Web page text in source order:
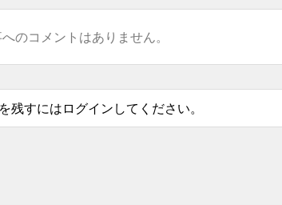
のコメントはありません。
残すにはログインしてください。